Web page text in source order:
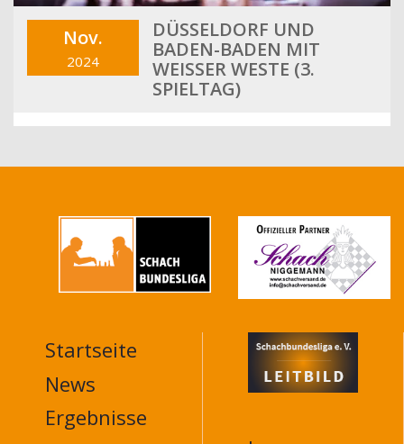
Nov.
2024
DÜSSELDORF UND
BADEN-BADEN MIT
WEISSER WESTE (3. S
PIELTAG)
MAIN
NAVIGATION
FOOTER
Startseite
News
Ergebnisse